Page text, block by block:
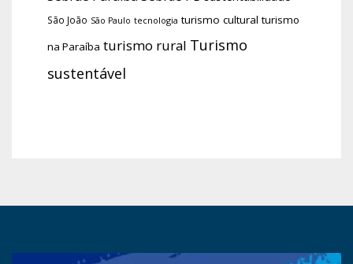
São João São Paulo tecnologia turismo cultural turismo
na Paraíba turismo rural Turismo
sustentável